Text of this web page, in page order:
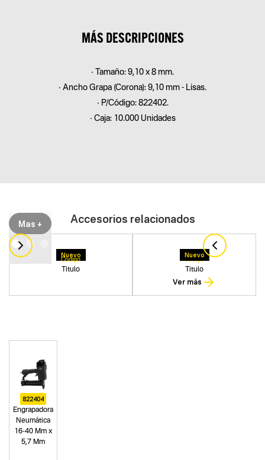
MÁS DESCRIPCIONES
• Tamaño: 9,10 x 8 mm.
• Ancho Grapa (Corona): 9,10 mm - Lisas.
• P/Código: 822402.
• Caja: 10.000 Unidades
Mas + Accesorios relacionados
Nuevo
Titulo
Codigo
Nuevo
Titulo
Codigo
Ver más
822404
Engrapadora
Neumática
16-40 Mm x
5,7 Mm